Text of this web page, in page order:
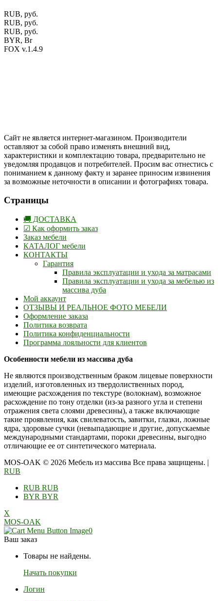
RUB, руб.
RUB, руб.
RUB, руб.
BYR, Br
FOX v.1.4.9
Сайт не является интернет-магазином. Производители
оставляют за собой право изменять внешний вид,
характеристики и комплектацию товара, предварительно не
уведомляя продавцов и потребителей. Просим вас отнестись с
пониманием к данному факту и заранее приносим извинения
за возможные неточности в описании и фотографиях товара.
Страницы
🚚 ДОСТАВКА
☑ Как оформить заказ
Заказ мебели
КАТАЛОГ мебели
КОНТАКТЫ
Гарантия
Правила эксплуатации и ухода за матрасами
Правила эксплуатации и ухода за мебелью из
массива дуба
Мой аккаунт
ОТЗЫВЫ И РЕАЛЬНОЕ ФОТО МЕБЕЛИ
Оформление заказа
Политика возврата
Политика конфиденциальности
Программа лояльности для клиентов
Особенности мебели из массива дуба
Не являются производственным браком лицевые поверхности
изделий, изготовленных из твердолиственных пород,
имеющие расхождения по текстуре (волокнам), возможное
расхождение по тону отделки (из-за разного угла и степени
отражения света слоями древесины), а также включающие
такие проявления, как свилеватость, завитки, глазки, ложные
ядра, здоровые сучки (невыпадающие и другие, допускаемые
международными стандартами, пороки древесины, выгодно
отличающие ее от синтетического материала.
MOS-OAK © 2026 Мебель из массива Все права защищены. |
RUB
RUB RUB
BYR BYR
X
MOS-OAK
0
Ваш заказ
Товары не найдены.
Начать покупки
Логин